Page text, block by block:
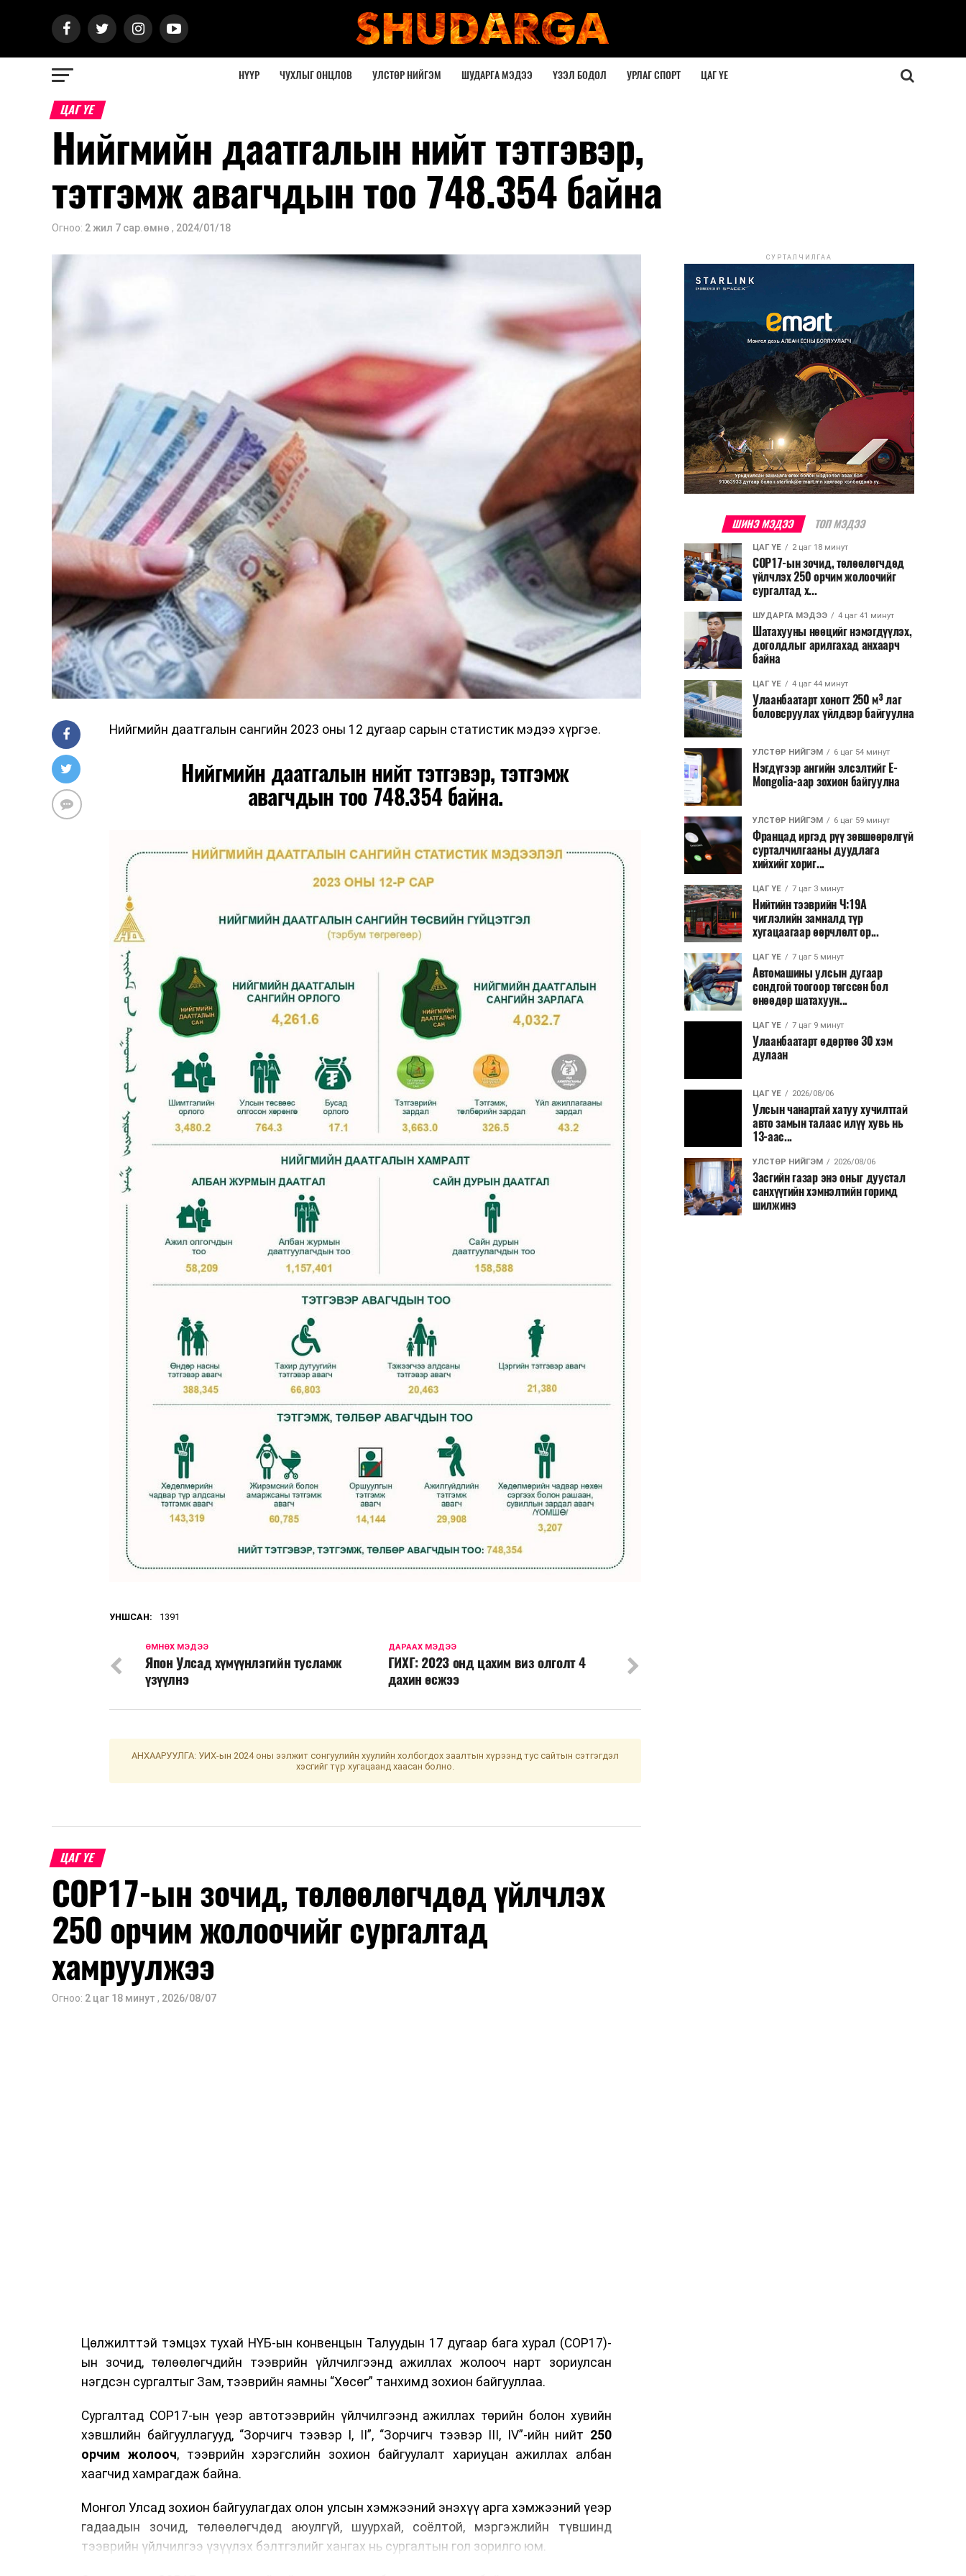
НҮҮР ЧУХЛЫГ ОНЦЛОВ УЛСТӨР НИЙГЭМ ШУДАРГА МЭДЭЭ ҮЗЭЛ БОДОЛ УРЛАГ СПОРТ ЦАГ ҮЕ
ЦАГ ҮЕ
Нийгмийн даатгалын нийт тэтгэвэр,
тэтгэмж авагчдын тоо 748.354 байна
Огноо: 2 жил 7 сар.өмнө , 2024/01/18
Нийгмийн даатгалын сангийн 2023 оны 12 дугаар сарын статистик мэдээ хүргэе.
Нийгмийн даатгалын нийт тэтгэвэр, тэтгэмж
авагчдын тоо 748.354 байна.
УНШСАН: 1391
ДАРААХ МЭДЭЭ
ГИХГ: 2023 онд цахим виз олголт 4
дахин өсжээ
ӨМНӨХ МЭДЭЭ
Япон Улсад хүмүүнлэгийн тусламж
үзүүлнэ
АНХААРУУЛГА: УИХ-ын 2024 оны ээлжит сонгуулийн хуулийн холбогдох заалтын хүрээнд тус сайтын сэтгэгдэл
хэсгийг түр хугацаанд хаасан болно.
ЦАГ ҮЕ
COP17-ын зочид, төлөөлөгчдөд үйлчлэх
250 орчим жолоочийг сургалтад
хамруулжээ
Огноо: 2 цаг 18 минут , 2026/08/07
Цөлжилттэй тэмцэх тухай НҮБ-ын конвенцын Талуудын 17 дугаар бага хурал (COP17)-
ын зочид, төлөөлөгчдийн тээврийн үйлчилгээнд ажиллах жолооч нарт зориулсан
нэгдсэн сургалтыг Зам, тээврийн яамны “Хөсөг” танхимд зохион байгууллаа.
Сургалтад COP17-ын үеэр автотээврийн үйлчилгээнд ажиллах төрийн болон хувийн
хэвшлийн байгууллагууд, “Зорчигч тээвэр I, II”, “Зорчигч тээвэр III, IV”-ийн нийт 250
орчим жолооч, тээврийн хэрэгслийн зохион байгуулалт хариуцан ажиллах албан
хаагчид хамрагдаж байна.
Монгол Улсад зохион байгуулагдах олон улсын хэмжээний энэхүү арга хэмжээний үеэр
гадаадын зочид, төлөөлөгчдөд аюулгүй, шуурхай, соёлтой, мэргэжлийн түвшинд
тээврийн үйлчилгээ үзүүлэх бэлтгэлийг хангах нь сургалтын гол зорилго юм.
СУРТАЛЧИЛГАА
ШИНЭ МЭДЭЭ ТОП МЭДЭЭ
ЦАГ ҮЕ 2 цаг 18 минут
COP17-ын зочид, төлөөлөгчдөд
үйлчлэх 250 орчим жолоочийг
сургалтад х...
ШУДАРГА МЭДЭЭ 4 цаг 41 минут
Шатахууны нөөцийг нэмэгдүүлэх,
доголдлыг арилгахад анхаарч
байна
ЦАГ ҮЕ 4 цаг 44 минут
Улаанбаатарт хоногт 250 м³ лаг
боловсруулах үйлдвэр байгуулна
УЛСТӨР НИЙГЭМ 6 цаг 54 минут
Нэгдүгээр ангийн элсэлтийг E-
Mongolia-аар зохион байгуулна
УЛСТӨР НИЙГЭМ 6 цаг 59 минут
Францад иргэд рүү зөвшөөрөлгүй
сурталчилгааны дуудлага
хийхийг хориг...
ЦАГ ҮЕ 7 цаг 3 минут
Нийтийн тээврийн Ч:19А
чиглэлийн замналд түр
хугацаагаар өөрчлөлт ор...
ЦАГ ҮЕ 7 цаг 5 минут
Автомашины улсын дугаар
сондгой тоогоор төгссөн бол
өнөөдөр шатахуун...
ЦАГ ҮЕ 7 цаг 9 минут
Улаанбаатарт өдөртөө 30 хэм
дулаан
ЦАГ ҮЕ 2026/08/06
Улсын чанартай хатуу хучилттай
авто замын талаас илүү хувь нь
13-аас...
УЛСТӨР НИЙГЭМ 2026/08/06
Засгийн газар энэ оныг дуустал
санхүүгийн хэмнэлтийн горимд
шилжинэ